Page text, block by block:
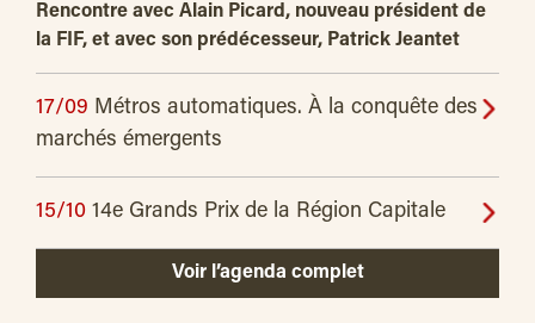
Rencontre avec Alain Picard, nouveau président de
la FIF, et avec son prédécesseur, Patrick Jeantet
17/09 Métros automatiques. À la conquête des
marchés émergents
15/10 14e Grands Prix de la Région Capitale
Voir l’agenda complet